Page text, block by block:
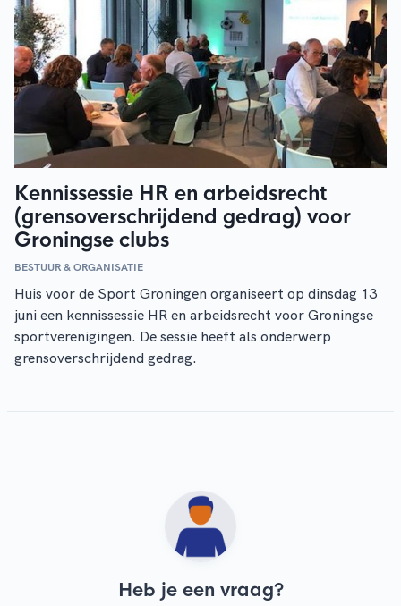
Kennissessie HR en arbeidsrecht
(grensoverschrijdend gedrag) voor
Groningse clubs
BESTUUR & ORGANISATIE
Huis voor de Sport Groningen organiseert op dinsdag 13
juni een kennissessie HR en arbeidsrecht voor Groningse
sportverenigingen. De sessie heeft als onderwerp
grensoverschrijdend gedrag.
Heb je een vraag?